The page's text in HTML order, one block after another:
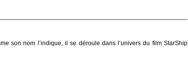
son nom l’indique, il se déroule dans l’univers du film StarShip